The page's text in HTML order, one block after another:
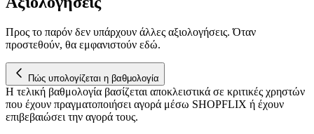
Προς το παρόν δεν υπάρχουν άλλες αξιολογήσεις. Όταν
προστεθούν, θα εμφανιστούν εδώ.
Πώς υπολογίζεται η βαθμολογία
Η τελική βαθμολογία βασίζεται αποκλειστικά σε κριτικές χρηστών
που έχουν πραγματοποιήσει αγορά μέσω SHOPFLIX ή έχουν
επιβεβαιώσει την αγορά τους.